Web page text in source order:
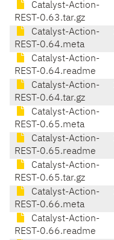
Catalyst-Action-
REST-0.63.tar.gz
Catalyst-Action-
REST-0.64.meta
Catalyst-Action-
REST-0.64.readme
Catalyst-Action-
REST-0.64.tar.gz
Catalyst-Action-
REST-0.65.meta
Catalyst-Action-
REST-0.65.readme
Catalyst-Action-
REST-0.65.tar.gz
Catalyst-Action-
REST-0.66.meta
Catalyst-Action-
REST-0.66.readme